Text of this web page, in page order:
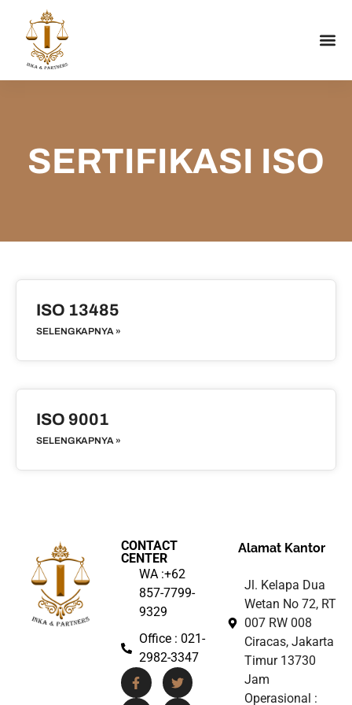
SERTIFIKASI ISO
ISO 13485
SELENGKAPNYA »
ISO 9001
SELENGKAPNYA »
CONTACT
CENTER
WA :+62
857-7799-
9329
Office : 021-
2982-3347
Alamat Kantor
Jl. Kelapa Dua
Wetan No 72, RT
007 RW 008
Ciracas, Jakarta
Timur 13730
Jam
Operasional :